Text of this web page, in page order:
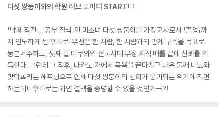
다섯 쌍둥이와의 학원 러브 코미디 START!!!
「낙제 직전」, 「공부 질색」인 미소녀 다섯 쌍둥이를 가정교사로서 「졸업」까
지 인도하게 된 후타로. 우선은 한 사람, 한 사람과의 관계 구축을 목표로
동분서주하고, 셋째 딸 미쿠와의 전국시대 무장 지식 배틀 끝에 신뢰를 획
득한다. 그런데 그 직후, 나카노 가에서 목욕을 끝마치고 나온 둘째 니노와
맞닥뜨리는 해프닝으로 인해 다섯 쌍둥이의 신뢰가 붕괴되는 위기에 직면
하는데!! 후타로는 과연 결백을 증명할 수 있을 것인가ㅡ?!